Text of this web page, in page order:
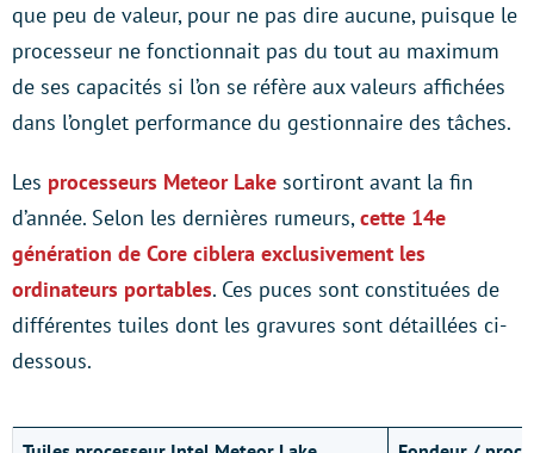
que peu de valeur, pour ne pas dire aucune, puisque le
processeur ne fonctionnait pas du tout au maximum
de ses capacités si l’on se réfère aux valeurs affichées
dans l’onglet performance du gestionnaire des tâches.
Les processeurs Meteor Lake sortiront avant la fin
d’année. Selon les dernières rumeurs,cette 14e
génération de Core ciblera exclusivement les
ordinateurs portables. Ces puces sont constituées de
différentes tuiles dont les gravures sont détaillées ci-
dessous.